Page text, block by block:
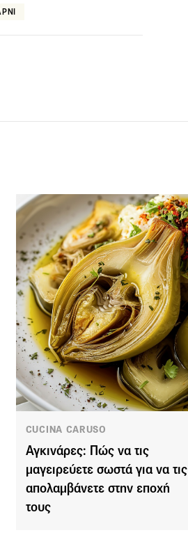
CUCINA CARUSO
Αγκινάρες: Πώς να τις
μαγειρεύετε σωστά για να τις
απολαμβάνετε στην εποχή
τους